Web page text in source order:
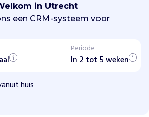
in Utrecht
een CRM-systeem voor
Periode
In 2 tot 5 weken
huis